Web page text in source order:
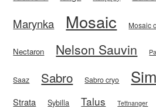
Marynka
Mosaic Mosaic
Nectaron Nelson Sauvin
Saaz Sabro Sabro cryo
Strata Sybilla Talus Tettnanger